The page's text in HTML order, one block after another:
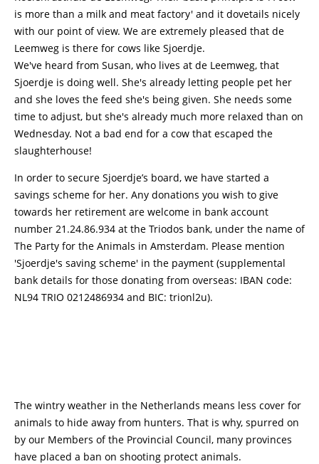
is more than a milk and meat factory' and it dovetails nicely
with our point of view. We are extremely pleased that de
Leemweg is there for cows like Sjoerdje.
We've heard from Susan, who lives at de Leemweg, that
Sjoerdje is doing well. She's already letting people pet her
and she loves the feed she's being given. She needs some
time to adjust, but she's already much more relaxed than on
Wednesday. Not a bad end for a cow that escaped the
slaughterhouse!
In order to secure Sjoerdje’s board, we have started a
savings scheme for her. Any donations you wish to give
towards her retirement are welcome in bank account
number 21.24.86.934 at the Triodos bank, under the name of
The Party for the Animals in Amsterdam. Please mention
'Sjoerdje's saving scheme' in the payment (supplemental
bank details for those donating from overseas: IBAN code:
NL94 TRIO 0212486934 and BIC: trionl2u).
The wintry weather in the Netherlands means less cover for
animals to hide away from hunters. That is why, spurred on
by our Members of the Provincial Council, many provinces
have placed a ban on shooting protect animals.